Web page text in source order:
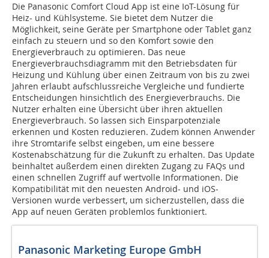
Die Panasonic Comfort Cloud App ist eine IoT-Lösung für
Heiz- und Kühlsysteme. Sie bietet dem Nutzer die
Möglichkeit, seine Geräte per Smartphone oder Tablet ganz
einfach zu steuern und so den Komfort sowie den
Energieverbrauch zu optimieren. Das neue
Energieverbrauchsdiagramm mit den Betriebsdaten für
Heizung und Kühlung über einen Zeitraum von bis zu zwei
Jahren erlaubt aufschlussreiche Vergleiche und fundierte
Entscheidungen hinsichtlich des Energieverbrauchs. Die
Nutzer erhalten eine Übersicht über ihren aktuellen
Energieverbrauch. So lassen sich Einsparpotenziale
erkennen und Kosten reduzieren. Zudem können Anwender
ihre Stromtarife selbst eingeben, um eine bessere
Kostenabschätzung für die Zukunft zu erhalten. Das Update
beinhaltet außerdem einen direkten Zugang zu FAQs und
einen schnellen Zugriff auf wertvolle Informationen. Die
Kompatibilität mit den neuesten Android- und iOS-
Versionen wurde verbessert, um sicherzustellen, dass die
App auf neuen Geräten problemlos funktioniert.
Panasonic Marketing Europe GmbH